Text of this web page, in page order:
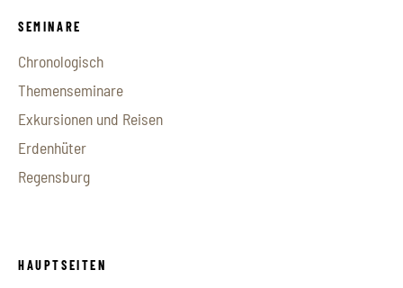
SEMINARE
Chronologisch
Themenseminare
Exkursionen und Reisen
Erdenhüter
Regensburg
HAUPTSEITEN